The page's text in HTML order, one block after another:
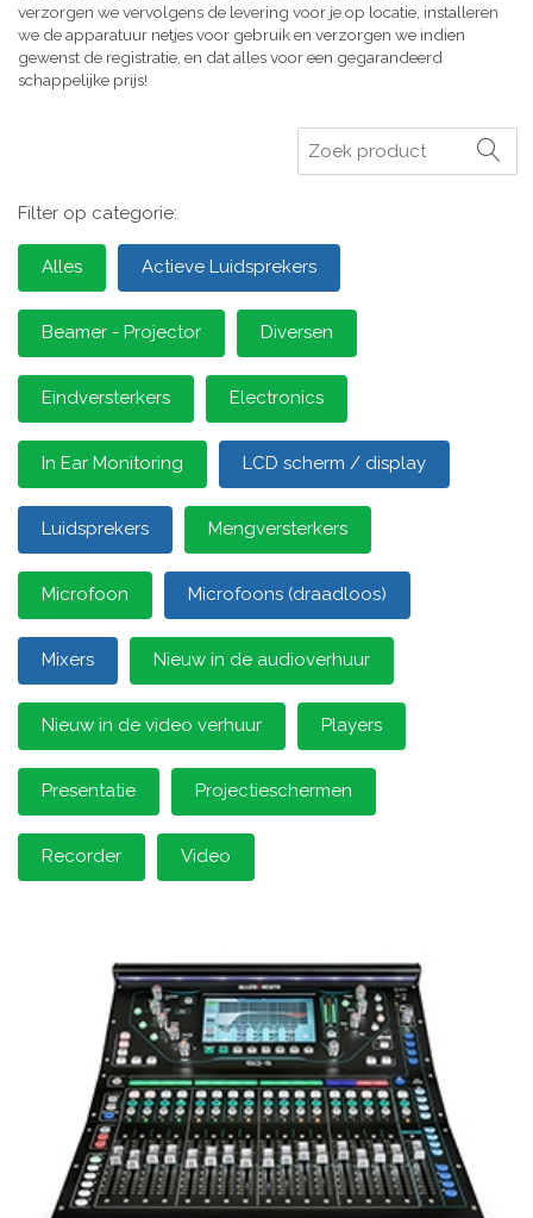
verzorgen we vervolgens de levering voor je op locatie, installeren
we de apparatuur netjes voor gebruik en verzorgen we indien
gewenst de registratie, en dat alles voor een gegarandeerd
schappelijke prijs!
Zoeken
Filter op categorie:
Alles Actieve Luidsprekers
Beamer - Projector Diversen
Eindversterkers Electronics
In Ear Monitoring LCD scherm / display
Luidsprekers Mengversterkers
Microfoon Microfoons (draadloos)
Mixers Nieuw in de audioverhuur
Nieuw in de video verhuur Players
Presentatie Projectieschermen
Recorder Video